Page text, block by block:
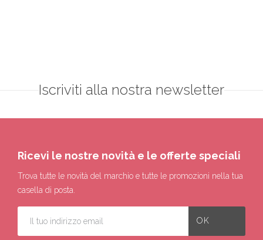
Iscriviti alla nostra newsletter
Ricevi le nostre novità e le offerte speciali
Trova tutte le novità del marchio e tutte le promozioni nella tua
casella di posta.